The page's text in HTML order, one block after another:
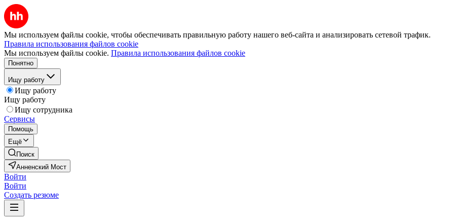
Мы используем файлы cookie, чтобы обеспечивать правильную работу нашего веб-сайта и анализировать сетевой трафик.
Правила использования файлов cookie
Мы используем файлы cookie. Правила использования файлов cookie
Понятно
Ищу работу
Ищу работу
Ищу работу
Ищу сотрудника
Сервисы
Помощь
Ещё
Поиск
Анненский Мост
Войти
Войти
Создать резюме